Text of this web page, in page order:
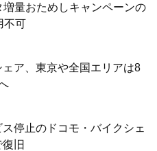
増量おためしキャンペーンの
不可
ェア、東京や全国エリアは8
停止のドコモ・バイクシェ
旧